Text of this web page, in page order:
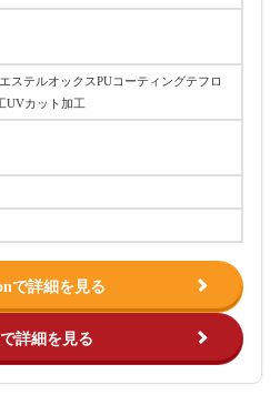
ステルオックスPUコーティングテフロ
UVカット加工
で詳細を見る
詳細を見る